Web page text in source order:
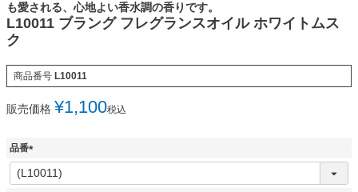
も愛される、心地よい香水調の香りです。
L10011 ブラング フレグランスオイル ホワイトムス
ク
商品番号 L10011
販売価格 ¥1,100税込
品番
(
必